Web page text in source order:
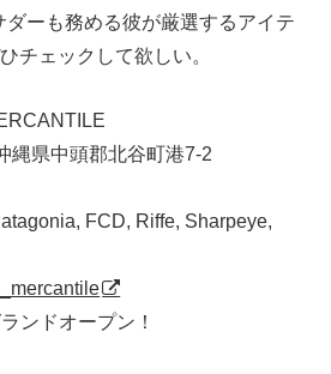
ーも務める彼が厳選するアイテ
チェックして欲しい。
県中頭郡北谷町港7-2
FCD, Riffe, Sharpeye,
ンドオープン！